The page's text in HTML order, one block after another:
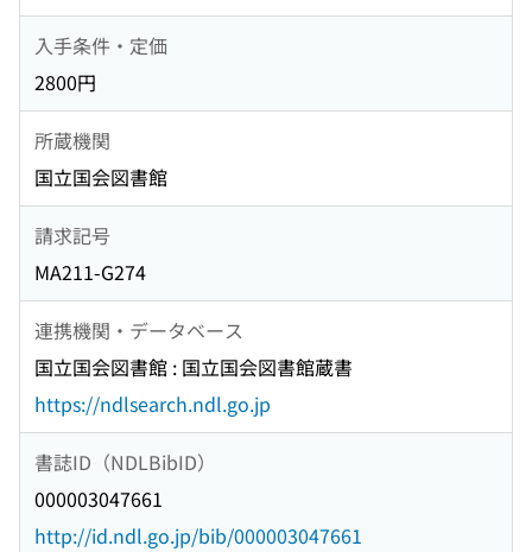
入手条件・定価
2800円
所蔵機関
国立国会図書館
請求記号
MA211-G274
連携機関・データベース
国立国会図書館 : 国立国会図書館蔵書
https://ndlsearch.ndl.go.jp
書誌ID（NDLBibID）
000003047661
http://id.ndl.go.jp/bib/000003047661